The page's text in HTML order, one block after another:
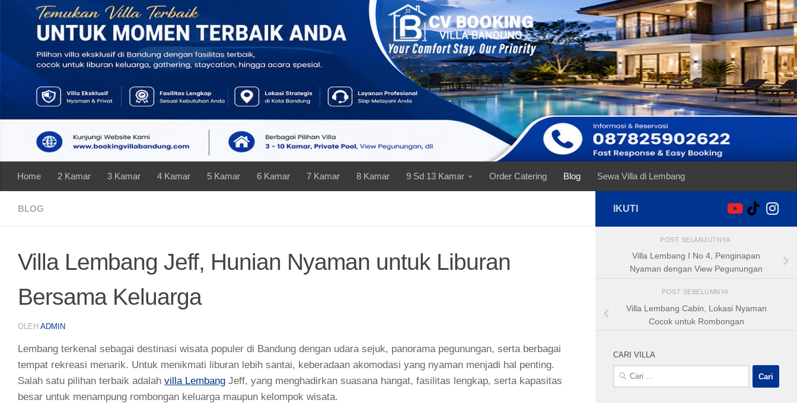
Skip to content
Home 2 Kamar 3 Kamar 4 Kamar 5 Kamar 6 Kamar 7 Kamar 8 Kamar 9 Sd 13 Kamar Order Catering Blog Sewa Villa di Lembang
BLOG
Villa Lembang Jeff, Hunian Nyaman untuk Liburan
Bersama Keluarga
OLEH ADMIN
Lembang terkenal sebagai destinasi wisata populer di Bandung dengan udara sejuk, panorama pegunungan, serta berbagai
tempat rekreasi menarik. Untuk menikmati liburan lebih santai, keberadaan akomodasi yang nyaman menjadi hal penting.
Salah satu pilihan terbaik adalah villa Lembang Jeff, yang menghadirkan suasana hangat, fasilitas lengkap, serta kapasitas
besar untuk menampung rombongan keluarga maupun kelompok wisata.
IKUTI
POST SELANJUTNYA
Villa Lembang I No 4, Penginapan
Nyaman dengan View Pegunungan
POST SEBELUMNYA
Villa Lembang Cabin, Lokasi Nyaman
Cocok untuk Rombongan
CARI VILLA
Cari
untuk: